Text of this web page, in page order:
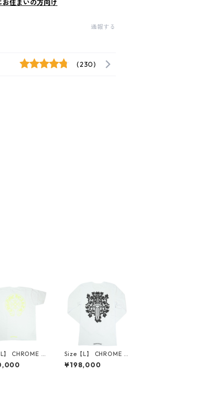
お住まいの方向け
通報する
(230)
】 CHROME H
クロム・ハーツ
S/S TEE
Size【L】 CHROME H
EARTS クロム・ハーツ
DAGGER THERMAL
¥198,000